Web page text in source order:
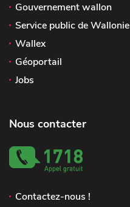
Gouvernement wallon
Service public de Wallonie
Wallex
Géoportail
Jobs
Nous contacter
Contactez-nous !